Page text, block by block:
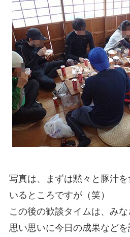
写真は、まずは黙々と豚汁を
いるところですが（笑）
この後の歓談タイムは、みな
思い思いに今日の成果などを